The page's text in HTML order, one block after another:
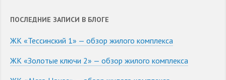
ПОСЛЕДНИЕ ЗАПИСИ В БЛОГЕ
ЖК «Тессинский 1» — обзор жилого комплекса
ЖК «Золотые ключи 2» — обзор жилого комплекса